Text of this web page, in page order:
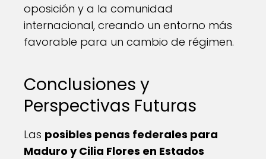
oposición y a la comunidad
internacional, creando un entorno más
favorable para un cambio de régimen.
Conclusiones y
Perspectivas Futuras
Las posibles penas federales para
Maduro y Cilia Flores en Estados